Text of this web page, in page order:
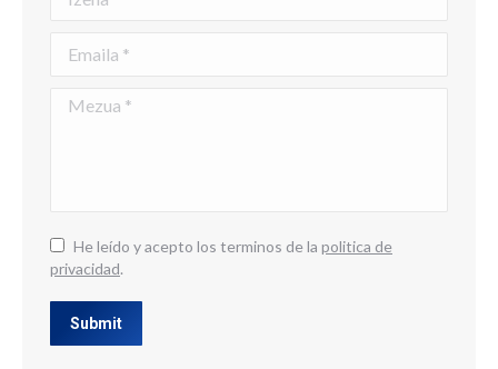
Mezua *
He leído y acepto los terminos de la politica de
privacidad.
Submit